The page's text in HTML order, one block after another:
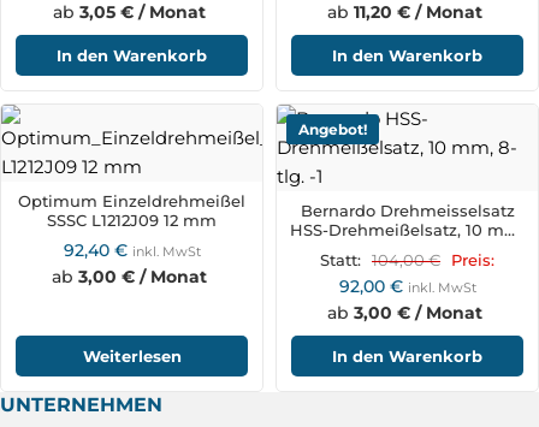
ab 3,05 € / Monat
In den Warenkorb
ab 11,20 € / Monat
In den Warenkorb
Optimum Einzeldrehmeißel
SSSC L1212J09 12 mm
92,40 € inkl. MwSt
ab 3,00 € / Monat
Weiterlesen
Angebot!
Bernardo Drehmeisselsatz
HSS-Drehmeißelsatz, 10 mm,
Statt: 104,00€ Preis:
92,00 € inkl. MwSt
ab 3,00 € / Monat
In den Warenkorb
UNTERNEHMEN